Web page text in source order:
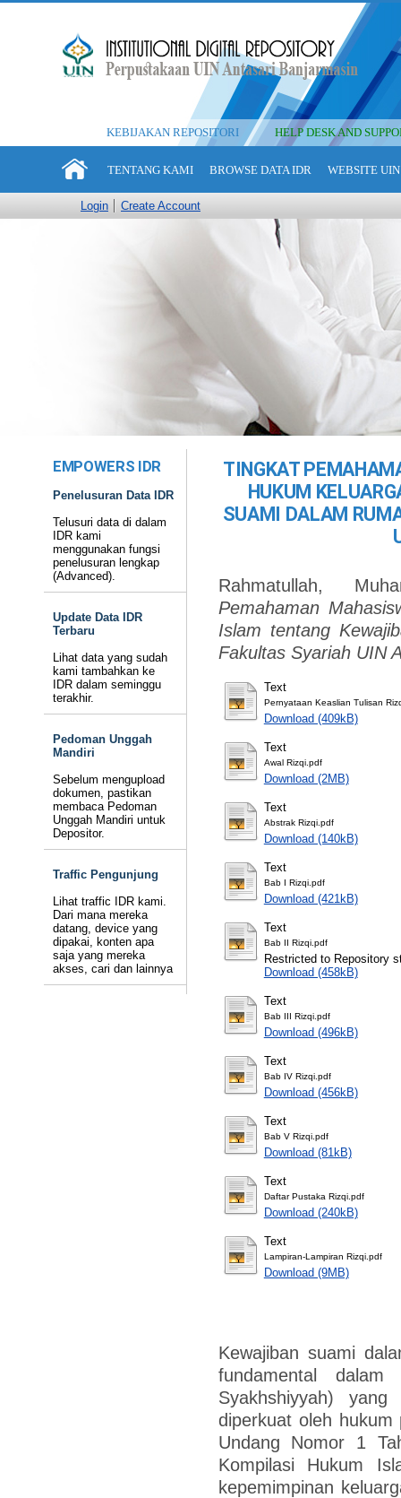
KEBIJAKAN REPOSITORI HELP DESK AND
TENTANG KAMI BROWSE DATA IDR WEBSITE
Login Create Account
EMPOWERS IDR
Penelusuran Data IDR
Telusuri data di dalam
IDR kami
menggunakan fungsi
penelusuran lengkap
(Advanced).
Update Data IDR
Terbaru
Lihat data yang sudah
kami tambahkan ke
IDR dalam seminggu
terakhir.
Pedoman Unggah
Mandiri
Sebelum mengupload
dokumen, pastikan
membaca Pedoman
Unggah Mandiri untuk
Depositor.
Traffic Pengunjung
Lihat traffic IDR kami.
Dari mana mereka
datang, device yang
dipakai, konten apa
saja yang mereka
akses, cari dan lainnya
TINGKAT
HUKUM
SUAMI DALAM
Rahmatullah,
Pemahaman
Islam tentang
Fakultas Syariah UIN
Text
Pernyataan Keaslian Tulisan
Download (409kB)
Text
Awal Rizqi.pdf
Download (2MB)
Text
Abstrak Rizqi.pdf
Download (140kB)
Text
Bab I Rizqi.pdf
Download (421kB)
Text
Bab II Rizqi.pdf
Restricted to Repository
Download (458kB)
Text
Bab III Rizqi.pdf
Download (496kB)
Text
Bab IV Rizqi.pdf
Download (456kB)
Text
Bab V Rizqi.pdf
Download (81kB)
Text
Daftar Pustaka Rizqi.pdf
Download (240kB)
Text
Lampiran-Lampiran Rizqi.pdf
Download (9MB)
Kewajiban suami
fundamental
Syakhshiyyah)
diperkuat oleh
Undang Nomor 1
Kompilasi Hukum
kepemimpinan